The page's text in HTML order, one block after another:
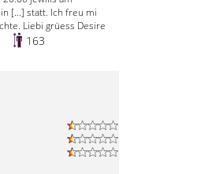
[...] statt. Ich freu mi
Liebi grüess Desire
163